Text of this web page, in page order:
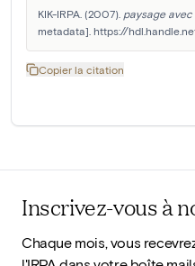
KIK-IRPA. (2007). paysage
metadata]. https://
Copier la citation
Inscrivez-vous à
Chaque mois, vous